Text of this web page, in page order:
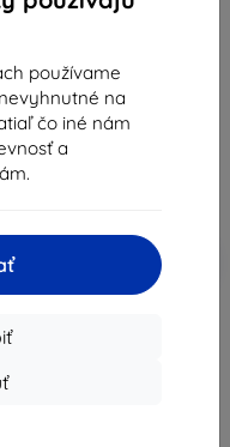
používame
na
čo iné nám
a
k nemu!
Do košíka